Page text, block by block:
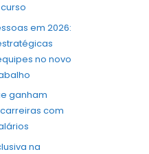
em 2026:
no novo
ganham
com
na